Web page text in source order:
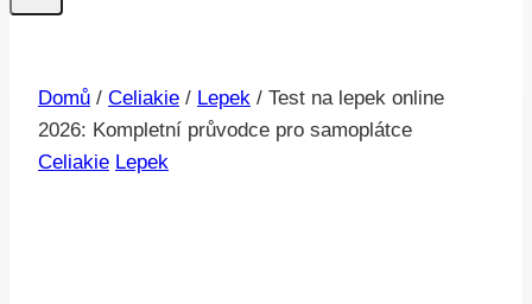
Domů / Celiakie / Lepek / Test na lepek online
2026: Kompletní průvodce pro samoplátce
Celiakie Lepek